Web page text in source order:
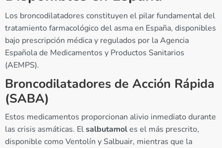
Los broncodilatadores constituyen el pilar fundamental del
tratamiento farmacológico del asma en España, disponibles
bajo prescripción médica y regulados por la Agencia
Española de Medicamentos y Productos Sanitarios
(AEMPS).
Broncodilatadores de Acción Rápida
(SABA)
Estos medicamentos proporcionan alivio inmediato durante
las crisis asmáticas. Elsalbutamoles el más prescrito,
disponible como Ventolín y Salbuair, mientras que la